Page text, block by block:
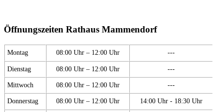
Öffnungszeiten Rathaus Mammendorf
Montag 08:00 Uhr – 12:00 Uhr ---
Dienstag 08:00 Uhr – 12:00 Uhr ---
Mittwoch 08:00 Uhr – 12:00 Uhr ---
Donnerstag 08:00 Uhr – 12:00 Uhr 14:00 Uhr - 18:30 Uhr